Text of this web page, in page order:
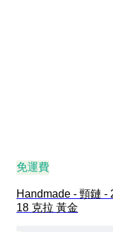
免運費
Handmade - 頸鏈 -
18 克拉 黃金